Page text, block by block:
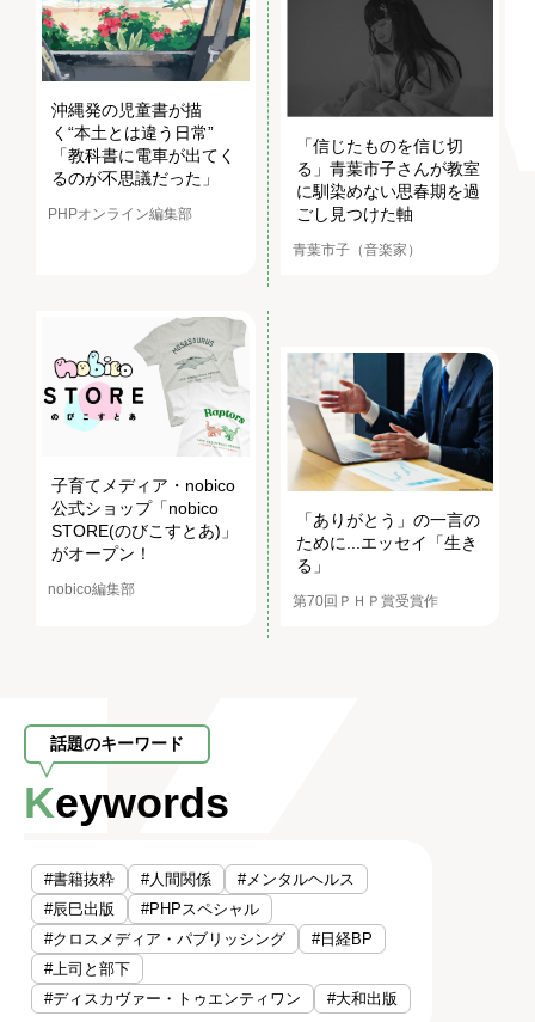
沖縄発の児童書が描
く“本土とは違う日常”
「教科書に電車が出てく
るのが不思議だった」
PHPオンライン編集部
「信じたものを信じ切
る」青葉市子さんが教室
に馴染めない思春期を過
ごし見つけた軸
青葉市子（音楽家）
子育てメディア・nobico
公式ショップ「nobico
STORE(のびこすとあ)」
がオープン！
nobico編集部
「ありがとう」の一言の
ために...エッセイ「生き
る」
第70回ＰＨＰ賞受賞作
話題のキーワード
Keywords
#書籍抜粋 #人間関係
#メンタルヘルス
#辰巳出版
#PHPスペシャル
#クロスメディア・パブリッシング
#日経BP
#上司と部下
#ディスカヴァー・トゥエンティワン
#大和出版